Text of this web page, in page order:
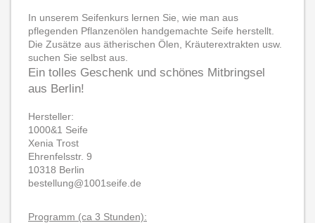
In unserem Seifenkurs lernen Sie, wie man aus
pflegenden Pflanzenölen handgemachte Seife herstellt.
Die Zusätze aus ätherischen Ölen, Kräuterextrakten usw.
suchen Sie selbst aus.
Ein tolles Geschenk und schönes Mitbringsel
aus Berlin!
Hersteller:
1000&1 Seife
Xenia Trost
Ehrenfelsstr. 9
10318 Berlin
bestellung@1001seife.de
Programm (ca 3 Stunden):